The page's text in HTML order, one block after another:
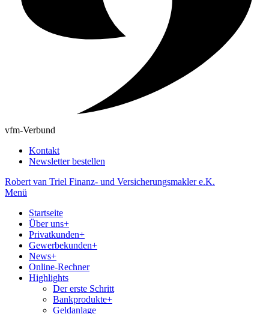
vfm-Verbund
Kontakt
Newsletter bestellen
Robert van Triel Finanz- und Versicherungsmakler e.K.
Menü
Startseite
Über uns+
Privatkunden+
Gewerbekunden+
News+
Online-Rechner
Highlights
Der erste Schritt
Bankprodukte+
Geldanlage